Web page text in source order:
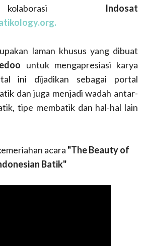
Indosat
laman khusus yang dibuat
untuk mengapresiasi karya
ini dijadikan sebagai portal
dan juga menjadi wadah antar-
tipe membatik dan hal-hal lain
acara "The Beauty of
Batik"